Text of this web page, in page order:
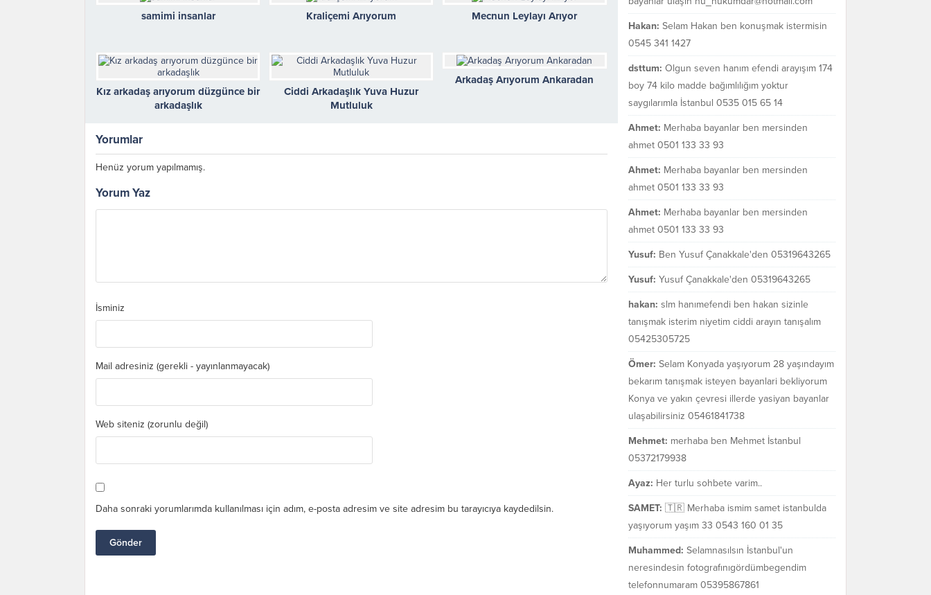
samimi insanlar Kraliçemi Arıyorum Mecnun Leylayı Arıyor
Kız arkadaş arıyorum düzgünce bir
arkadaşlık
Ciddi Arkadaşlık Yuva Huzur
Mutluluk
Arkadaş Arıyorum Ankaradan
Yorumlar
Henüz yorum yapılmamış.
Yorum Yaz
İsminiz
Mail adresiniz (gerekli - yayınlanmayacak)
Web siteniz (zorunlu değil)
Daha sonraki yorumlarımda kullanılması için adım, e-posta adresim ve site adresim bu tarayıcıya kaydedilsin.
Hakan: Selam Hakan ben konuşmak istermisin
0545 341 1427
dsttum: Olgun seven hanım efendi arayışım 174
boy 74 kilo madde bağımlılığım yoktur
saygılarımla İstanbul 0535 015 65 14
Ahmet: Merhaba bayanlar ben mersinden
ahmet 0501 133 33 93
Ahmet: Merhaba bayanlar ben mersinden
ahmet 0501 133 33 93
Ahmet: Merhaba bayanlar ben mersinden
ahmet 0501 133 33 93
Yusuf: Ben Yusuf Çanakkale'den 05319643265
Yusuf: Yusuf Çanakkale'den 05319643265
hakan: slm hanımefendi ben hakan sizinle
tanışmak isterim niyetim ciddi arayın tanışalım
05425305725
Ömer: Selam Konyada yaşıyorum 28 yaşındayım
bekarım tanışmak isteyen bayanlari bekliyorum
Konya ve yakın çevresi illerde yasiyan bayanlar
ulaşabilirsiniz 05461841738
Mehmet: merhaba ben Mehmet İstanbul
05372179938
Ayaz: Her turlu sohbete varim..
SAMET: 🇹🇷 Merhaba ismim samet istanbulda
yaşıyorum yaşım 33 0543 160 01 35
Muhammed: Selamnasılsın İstanbul'un
neresindesin fotografınıgördümbegendim
telefonnumaram 05395867861